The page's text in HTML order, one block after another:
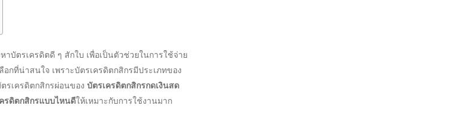
บัตรเครดิตดี ๆ สักใบ เพื่อเป็นตัวช่วยในการใช้จ่าย
อกที่น่าสนใจ เพราะบัตรเครดิตกสิกรมีประเภทของ
รเครดิตกสิกรผ่อนของ บัตรเครดิตกสิกรกดเงินสด
รดิตกสิกรแบบไหนดีให้เหมาะกับการใช้งานมาก